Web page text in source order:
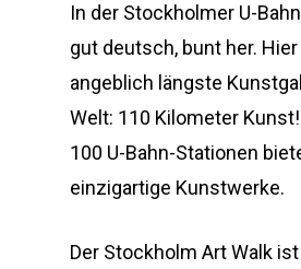
In der Stockholmer U-
gut deutsch, bunt her.
angeblich längste
Welt: 110 Kilometer
100 U-Bahn-Stationen
einzigartige Kunstwerke.
Der Stockholm Art Walk